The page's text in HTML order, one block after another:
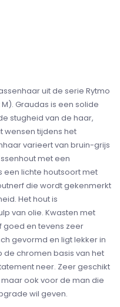
uit de serie Rytmo
M). Graudas is een solide
stugheid van de haar,
tijdens het
varieert van bruin-grijs
met een
een lichte houtsoort met
die wordt gekenmerkt
Het hout is
van olie. Kwasten met
goed en tevens zeer
gevormd en ligt lekker in
de chromen basis van het
neer. Zeer geschikt
ook voor de man die
wil geven.